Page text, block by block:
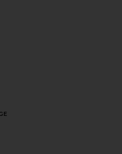
TO SEE MORE OPTIONS FOR